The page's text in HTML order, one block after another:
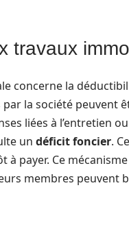
travaux
concerne la
la société peuvent
liées à l’entretien
un déficit foncier.
payer. Ce
membres peuvent